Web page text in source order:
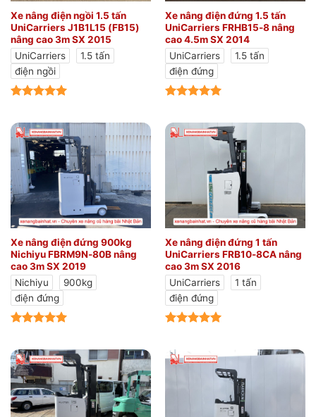
Xe nâng điện ngồi 1.5 tấn
UniCarriers J1B1L15 (FB15)
nâng cao 3m SX 2015
UniCarriers
1.5 tấn
điện ngồi
Xe nâng điện đứng 1.5 tấn
UniCarriers FRHB15-8 nâng
cao 4.5m SX 2014
UniCarriers
1.5 tấn
điện đứng
Xe nâng điện đứng 900kg
Nichiyu FBRM9N-80B nâng
cao 3m SX 2019
Nichiyu
900kg
điện đứng
Xe nâng điện đứng 1 tấn
UniCarriers FRB10-8CA nâng
cao 3m SX 2016
UniCarriers
1 tấn
điện đứng